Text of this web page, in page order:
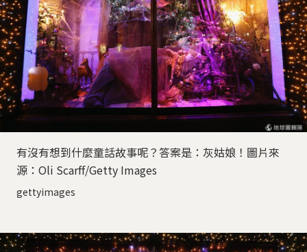
有沒有想到什麼童話故事呢？答案是：灰姑娘！圖片來
源：Oli Scarff/Getty Images
gettyimages